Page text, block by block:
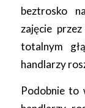
beztrosko
zajęcie
totalnym
handlarzy
Podobnie to